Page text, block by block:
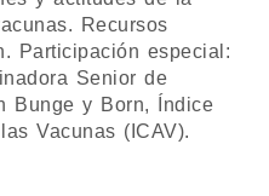
Recursos
Participación especial:
Senior de
Bunge y Born, Índice
Vacunas (ICAV).